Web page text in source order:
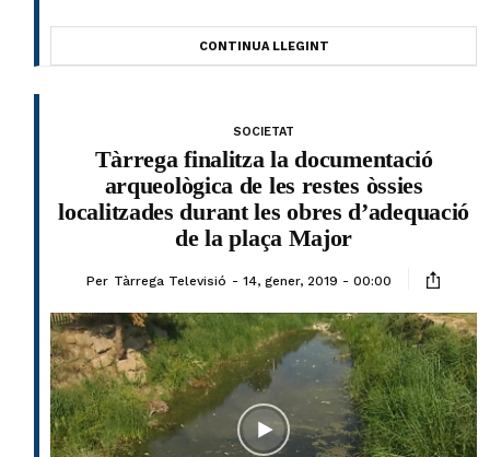
CONTINUA LLEGINT
SOCIETAT
Tàrrega finalitza la documentació
arqueològica de les restes òssies
localitzades durant les obres d’adequació
de la plaça Major
Per Tàrrega Televisió 14, gener, 2019 - 00:00